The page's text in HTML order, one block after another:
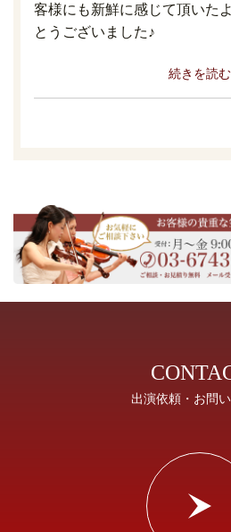
客様にも新鮮に感じて頂いた
とうございました♪
続きを読む
出演依頼・お問